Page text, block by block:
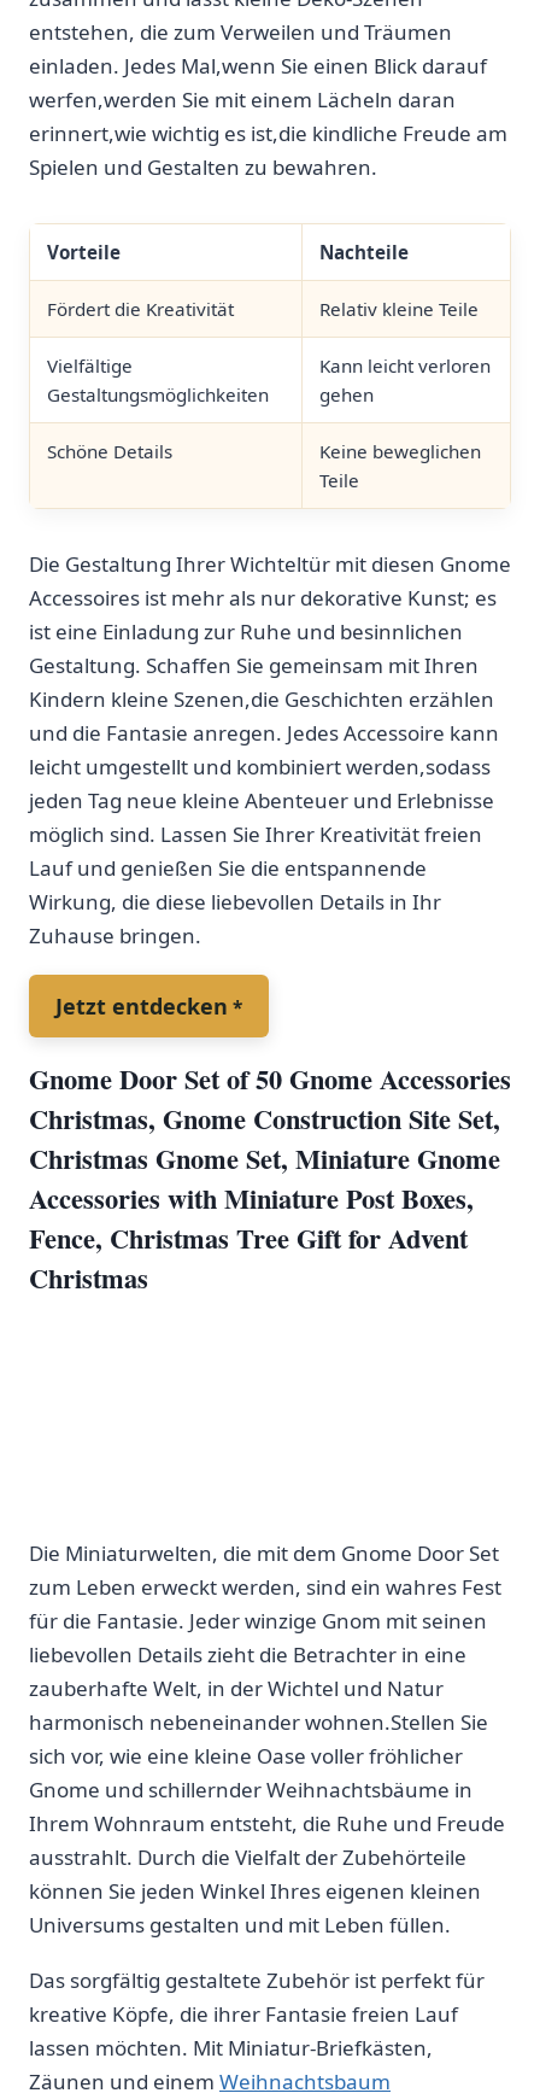
entstehen, die zum⁣ Verweilen ⁣und ⁢Träumen⁣
einladen. ⁢Jedes Mal,wenn Sie einen Blick darauf
werfen,werden⁤ Sie mit einem Lächeln daran
erinnert,wie ⁢wichtig es ⁤ist,die kindliche Freude am
⁤Spielen und Gestalten zu bewahren.
Vorteile Nachteile
Fördert die Kreativität Relativ kleine Teile
Vielfältige
Gestaltungsmöglichkeiten
Kann leicht verloren
gehen
Schöne Details
Keine beweglichen
Teile
Die ‍Gestaltung Ihrer ​Wichteltür mit diesen Gnome⁢
Accessoires ​ist mehr als‌ nur ‌dekorative Kunst; es
ist eine Einladung zur Ruhe und besinnlichen⁤
Gestaltung. Schaffen Sie gemeinsam‍ mit ⁢Ihren
‌Kindern kleine‌ Szenen,die⁤ Geschichten erzählen
und die ​Fantasie anregen. Jedes Accessoire kann
leicht umgestellt ⁤und kombiniert werden,sodass
⁣jeden Tag neue kleine Abenteuer und Erlebnisse
möglich sind. Lassen Sie ​Ihrer Kreativität freien
Lauf und ‍genießen Sie die entspannende
Wirkung, ⁢die diese liebevollen ⁢Details in Ihr
Zuhause bringen.
Jetzt entdecken
Gnome ‌Door ⁢Set⁤ of 50 Gnome Accessories
Christmas, Gnome‌ Construction Site ‍Set,
Christmas Gnome Set, Miniature⁤ Gnome
‍Accessories with Miniature Post⁣ Boxes,
Fence,⁤ Christmas ‌Tree​ Gift for Advent
Christmas
Die Miniaturwelten, die ⁤mit dem Gnome Door ‌Set‌
zum ⁤Leben erweckt werden, sind ein wahres Fest
für die Fantasie. Jeder winzige Gnom mit ⁢seinen
liebevollen Details zieht die Betrachter in ‌eine
‌zauberhafte Welt, ​in der ​Wichtel und Natur
harmonisch⁢ nebeneinander wohnen.Stellen Sie
sich ‍vor, wie eine kleine Oase⁢ voller fröhlicher
Gnome und⁤ schillernder ​Weihnachtsbäume in
Ihrem Wohnraum entsteht, die⁣ Ruhe und Freude
⁣ausstrahlt. Durch die⁤ Vielfalt der Zubehörteile
können⁢ Sie jeden ⁢Winkel Ihres eigenen kleinen
Universums⁣ gestalten und mit Leben füllen.
Das sorgfältig gestaltete Zubehör ist perfekt für ​
kreative Köpfe, die ⁢ihrer Fantasie freien Lauf
lassen möchten. Mit Miniatur-Briefkästen,
Zäunen und einem Weihnachtsbaum